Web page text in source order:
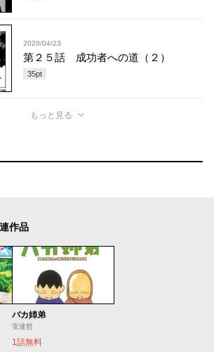
2020/04/23
第２５話 成功者への道（２）
35pt
もっと見る
作品
バカ姉弟
安達哲
1話無料